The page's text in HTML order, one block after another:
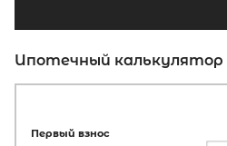
Ипотечный калькулятор